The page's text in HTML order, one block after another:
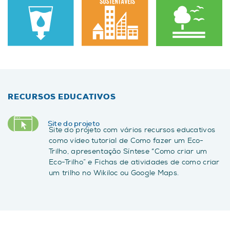
RECURSOS EDUCATIVOS
Site do projeto
Site do projeto com vários recursos educativos
como vídeo tutorial de Como fazer um Eco-
Trilho, apresentação Síntese “Como criar um
Eco-Trilho” e Fichas de atividades de como criar
um trilho no Wikiloc ou Google Maps.